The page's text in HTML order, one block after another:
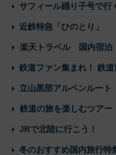
サフィール踊り子号で行
近鉄特急「ひのとり」
楽天トラベル 国内宿泊
鉄道ファン集まれ！ 鉄
立山黒部アルペンルート
鉄道の旅を楽しむツアー
JRで北陸に行こう！
冬のおすすめ国内旅行特